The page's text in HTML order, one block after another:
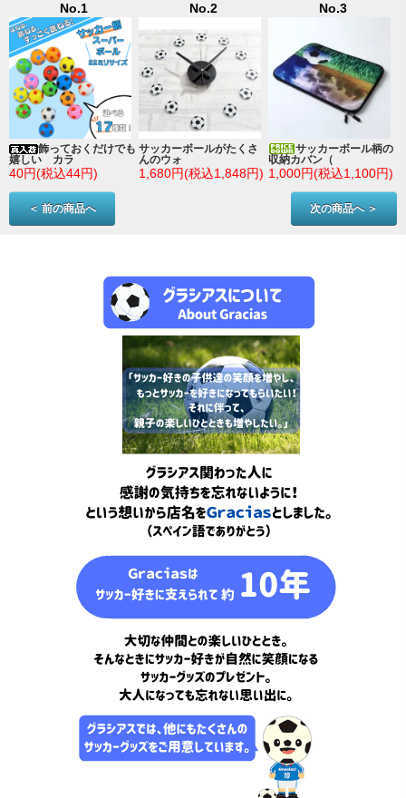
No.1
飾っておくだけでも
嬉しい カラ
40円(税込44円)
No.2
サッカーボールがたくさ
んのウォ
1,680円(税込1,848円)
No.3
サッカーボール柄の
収納カバン（
1,000円(税込1,100円)
＜ 前の商品へ 次の商品へ ＞